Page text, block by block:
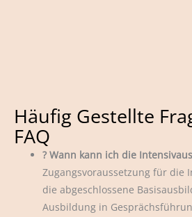
Häufig Gestellte
FAQ
? Wann kann ich die
Zugangsvoraussetzung für die
die abgeschlossene
Ausbildung in